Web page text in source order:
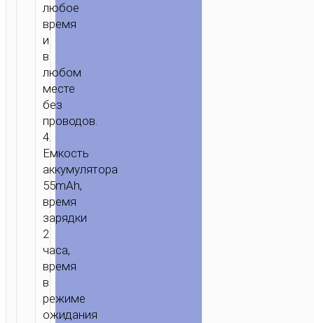
ГЛАВНАЯ /
ГАРНИТУРА
SOARING
любое
время
и
в
любом
месте
без
проводов.
4.
Емкость
аккумулятора
55mAh,
время
зарядки
2
часа,
время
в
режиме
ожидания